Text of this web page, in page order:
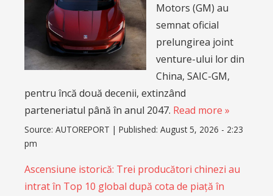
Motors (GM) au
semnat oficial
prelungirea joint
venture-ului lor din
China, SAIC-GM,
pentru încă două decenii, extinzând
parteneriatul până în anul 2047. Read more »
Source: AUTOREPORT | Published: August 5, 2026 - 2:23
pm
Ascensiune istorică: Trei producători chinezi au
intrat în Top 10 global după cota de piață în